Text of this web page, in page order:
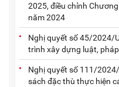
2025, điều chỉnh
năm 2024
Nghị quyết số 45/2024/
trình xây dựng luật,
Nghị quyết số 111/
sách đặc thù thực hiện